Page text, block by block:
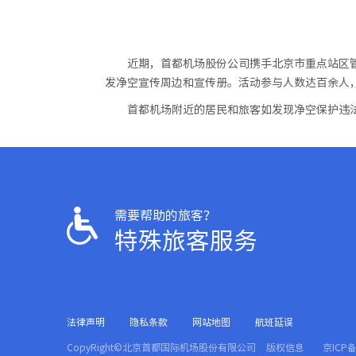
近期，首都机场股份公司携手北京市重点站
发净空宣传周边和宣传册。活动参与人数达百余人
首都机场附近的居民和旅客如发现净空保护
需要帮助的旅客？
特殊旅客服务
法律声明 隐私条款 网站地图 航班延误
CopyRight©北京首都国际机场股份有限公司 版权信息 京ICP